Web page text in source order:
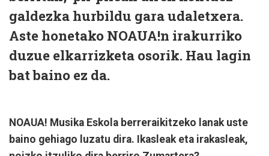
galdezka hurbildu gara udaletxera.
Aste honetako NOAUA!n irakurriko
duzue elkarrizketa osorik. Hau lagin
bat baino ez da.
NOAUA! Musika Eskola berreraikitzeko lanak uste
baino gehiago luzatu dira. Ikasleak eta irakasleak,